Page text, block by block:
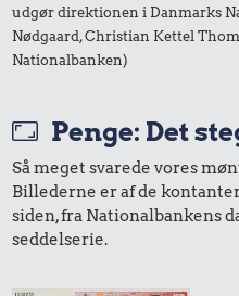
udgør direktionen i Danmarks
Nødgaard, Christian Kettel
Nationalbanken)
Penge: Det
Så meget svarede vores
Billederne er af de
siden, fra Nationalbankens
seddelserie.